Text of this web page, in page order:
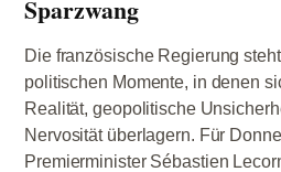
Sparzwang
Die französische Regierung
politischen Momente, in denen
Realität, geopolitische
Nervosität überlagern. Für
Premierminister Sébastien